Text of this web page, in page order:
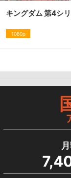
キングダム 第4シ
1080p